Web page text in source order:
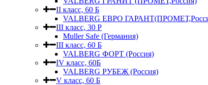
II класс, 60 Б
VALBERG ЕВРО
III класс, 30 Р
Muller Safe (Германия)
III класс, 60 Б
VALBERG ФОРТ (Россия)
IV класс, 60Б
VALBERG РУБЕЖ (Россия)
V класс, 60 Б